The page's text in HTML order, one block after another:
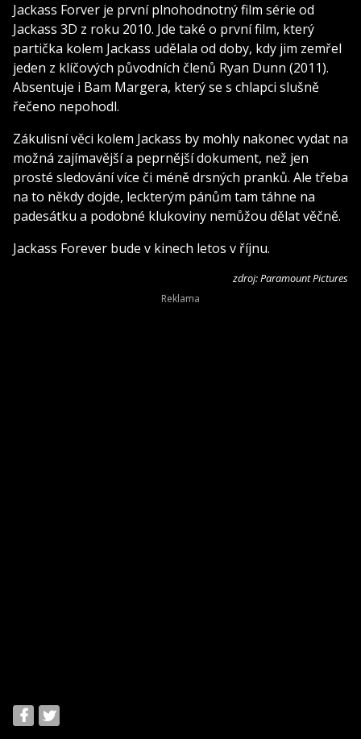
Jackass Forver je první plnohodnotný film série od
Jackass 3D z roku 2010. Jde také o první film, který
partička kolem Jackass udělala od doby, kdy jim zemřel
jeden z klíčových původních členů Ryan Dunn (2011).
Absentuje i Bam Margera, který se s chlapci slušně
řečeno nepohodl.
Zákulisní věci kolem Jackass by mohly nakonec vydat na
možná zajímavější a peprnější dokument, než jen
prosté sledování více či méně drsných pranků. Ale třeba
na to někdy dojde, leckterým pánům tam táhne na
padesátku a podobné klukoviny nemůžou dělat věčně.
Jackass Forever bude v kinech letos v říjnu.
zdroj: Paramount Pictures